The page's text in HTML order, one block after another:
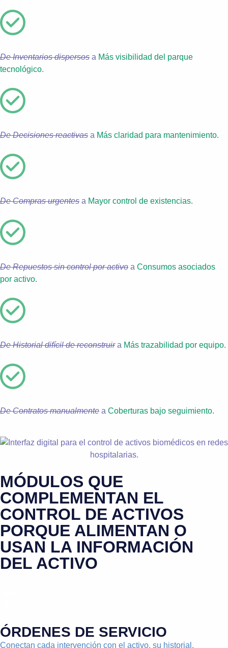
De Inventarios dispersos a Más visibilidad del parque
tecnológico.
De Decisiones reactivas a Más claridad para mantenimiento.
De Compras urgentes a Mayor control de existencias.
De Repuestos sin control por activo a Consumos asociados
por activo.
De Historial difícil de reconstruira Más trazabilidad por equipo.
De Contratos manualmente a Coberturas bajo seguimiento.
MÓDULOS QUE
COMPLEMENTAN EL
CONTROL DE ACTIVOS
PORQUE ALIMENTAN O
USAN LA INFORMACIÓN
DEL ACTIVO
ÓRDENES DE SERVICIO
Conectan cada intervención con el activo, su historial,